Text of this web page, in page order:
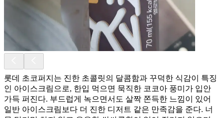
롯데 초코퍼지는 진한 초콜릿의 달콤함과 꾸덕한 식감이 특징
인 아이스크림으로, 한입 먹으면 묵직한 코코아 풍미가 입안
가득 퍼진다. 부드럽게 녹으면서도 살짝 쫀득한 느낌이 있어
일반 아이스크림보다 더 진한 디저트 같은 만족감을 준다. 너